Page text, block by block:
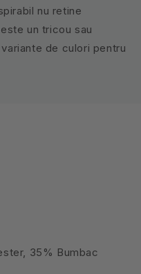
nu retine
un tricou sau
de culori pentru
35% Bumbac